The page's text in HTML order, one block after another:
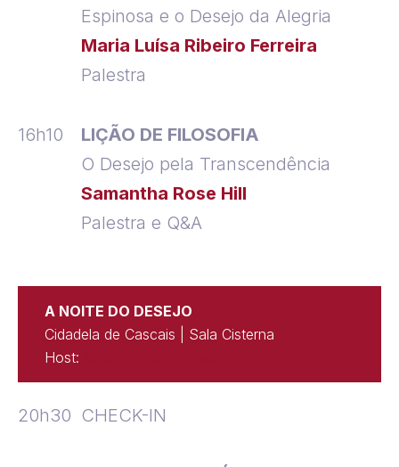
Espinosa e o Desejo da Alegria
Maria Luísa Ribeiro Ferreira
Palestra
16h10
LIÇÃO DE FILOSOFIA
O Desejo pela Transcendência
Samantha Rose Hill
Palestra e Q&A
A NOITE DO DESEJO
Cidadela de Cascais | Sala Cisterna
Host:
20h30 CHECK-IN